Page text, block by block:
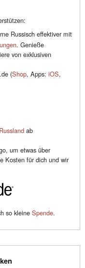
Russisch effektiver mit
. Genieße
von exklusiven
(Shop, Apps: iOS,
ab
um etwas über
Kosten für dich und wir
so kleine Spende.